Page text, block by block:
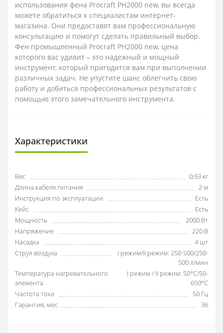
использования фена Procraft PH2000 new, вы всегда
можете обратиться к специалистам интернет-
магазина. Они предоставят вам профессиональную
консультацию и помогут сделать правильный выбор.
Фен промышленный Procraft PH2000 new, цена
которого вас удивит – это надежный и мощный
инструмент, который пригодится вам при выполнении
различных задач. Не упустите шанс облегчить свою
работу и добиться профессиональных результатов с
помощью этого замечательного инструмента.
Характеристики
Вес
0,93 кг
Длина кабеля питания
2 м
Инструкция по эксплуатации
Есть
Кейс
Есть
Мощность
2000 Вт
Напряжение
220 В
Насадка
4 шт
Струя воздуха
І режим/ІІ режим: 250-500/250-
500 л/мин
Температура нагревательного
элемента
I режим / II режим: 50°С/50-
650°С
Частота тока
50 Гц
Гарантия, мес
36